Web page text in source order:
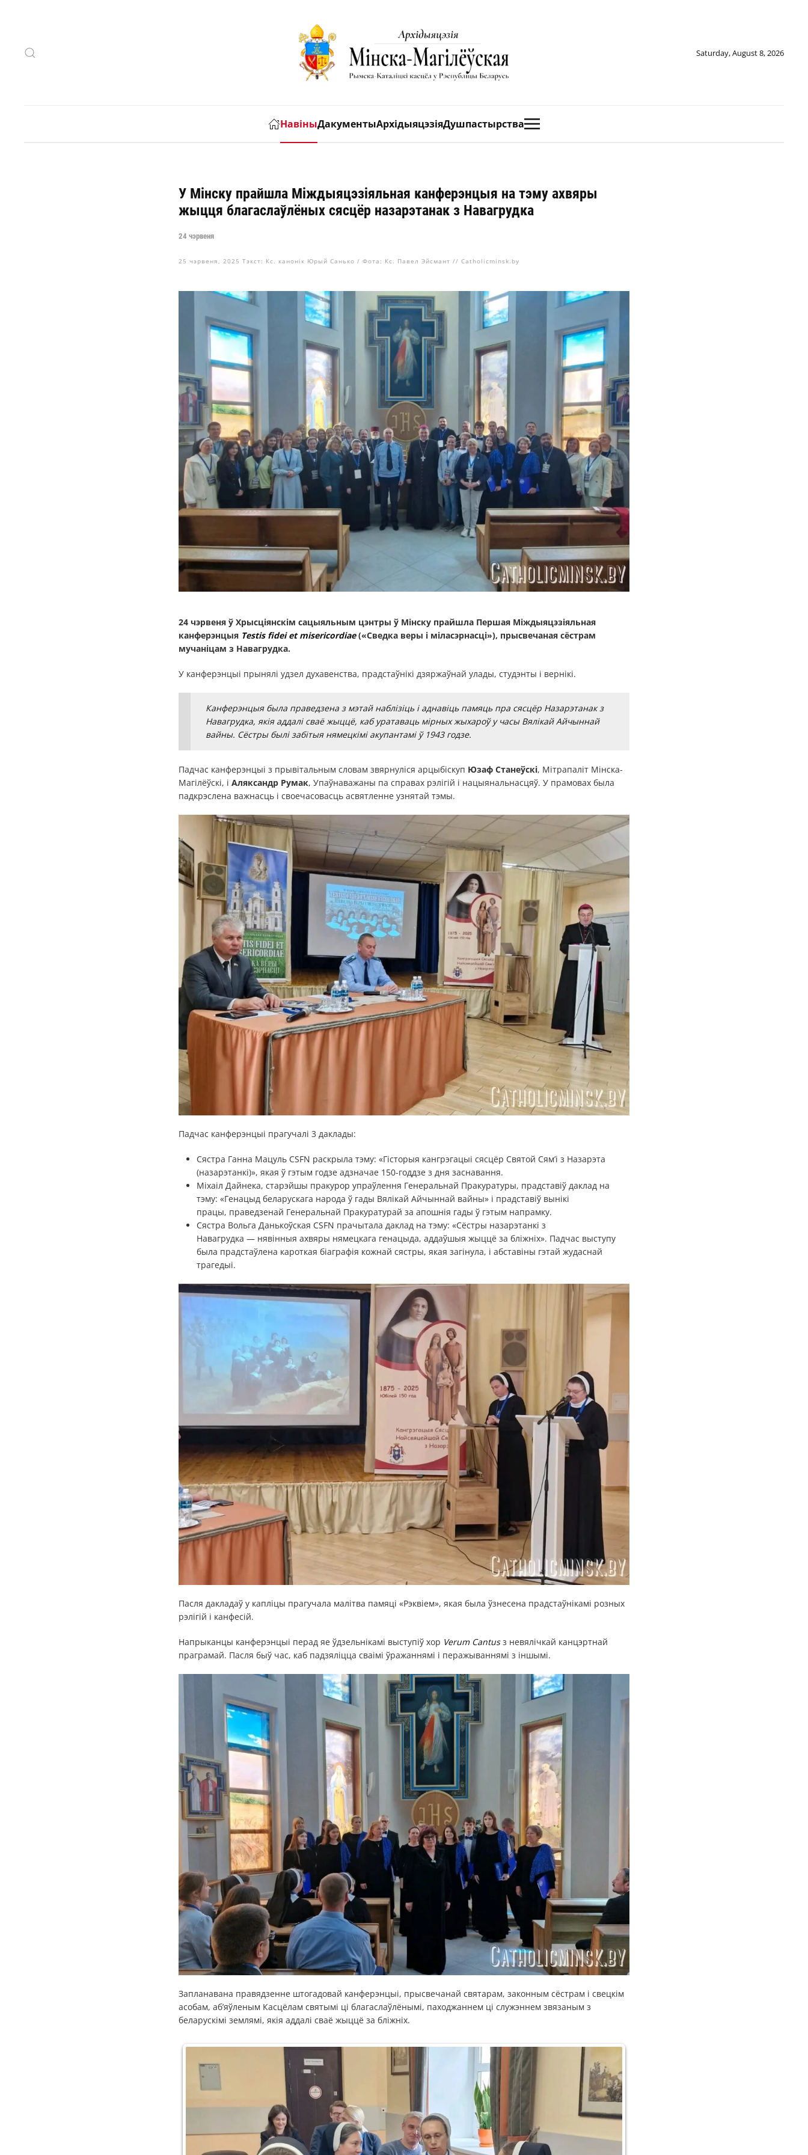
Saturday, August 8, 2026
НавіныДакументыАрхідыяцэзіяДушпастырства
У Мінску прайшла Міждыяцэзіяльная канферэнцыя на тэму ахвяры
жыцця благаслаўлёных сясцёр назарэтанак з Навагрудка
24 чэрвеня
25 чэрвеня, 2025 Тэкст: Кс. канонік Юрый Санько / Фота: Кс. Павел Эйсмант // Catholicminsk.by
24 чэрвеня ў Хрысціянскім сацыяльным цэнтры ў Мінску прайшла Першая Міждыяцэзіяльная
канферэнцыя Testis fidei et misericordiae(«Сведка веры і міласэрнасці»), прысвечаная сёстрам
мучаніцам з Навагрудка.
У канферэнцыі прынялі удзел духавенства, прадстаўнікі дзяржаўнай улады, студэнты і вернікі.
Канферэнцыя была праведзена з мэтай наблізіць і аднавіць памяць пра сясцёр Назарэтанак з
Навагрудка, якія аддалі сваё жыццё, каб уратаваць мірных жыхароў у часы Вялікай Айчыннай
вайны. Сёстры былі забітыя нямецкімі акупантамі ў 1943 годзе.
Падчас канферэнцыі з прывітальным словам звярнуліся арцыбіскуп Юзаф Станеўскі, Мітрапаліт Мінска-
Магілёўскі, і Аляксандр Румак, Упаўнаважаны па справах рэлігій і нацыянальнасцяў. У прамовах была
падкрэслена важнасць і своечасовасць асвятленне узнятай тэмы.
Падчас канферэнцыі прагучалі 3 даклады:
Сястра Ганна Мацуль CSFN раскрыла тэму: «Гісторыя кангрэгацыі сясцёр Святой Сям’і з Назарэта
(назарэтанкі)», якая ў гэтым годзе адзначае 150-годдзе з дня заснавання.
Міхаіл Дайнека, старэйшы пракурор упраўлення Генеральнай Пракуратуры, прадставіў даклад на
тэму: «Генацыд беларускага народа ў гады Вялікай Айчыннай вайны» і прадставіў вынікі
працы, праведзенай Генеральнай Пракуратурай за апошнія гады ў гэтым напрамку.
Сястра Вольга Данькоўская CSFN прачытала даклад на тэму: «Сёстры назарэтанкі з
Навагрудка — нявінныя ахвяры нямецкага генацыда, аддаўшыя жыццё за бліжніх». Падчас выступу
была прадстаўлена кароткая біаграфія кожнай сястры, якая загінула, і абставіны гэтай жудаснай
трагедыі.
Пасля дакладаў у капліцы прагучала малітва памяці «Рэквіем», якая была ўзнесена прадстаўнікамі розных
рэлігій і канфесій.
Напрыканцы канферэнцыі перад яе ўдзельнікамі выступіў хор Verum Cantusз невялічкай канцэртнай
праграмай. Пасля быў час, каб падзяліцца сваімі ўражаннямі і перажываннямі з іншымі.
Запланавана правядзенне штогадовай канферэнцыі, прысвечанай святарам, законным сёстрам і свецкім
асобам, аб’яўленым Касцёлам святымі ці благаслаўлёнымі, паходжаннем ці служэннем звязаным з
беларускімі землямі, якія аддалі сваё жыццё за бліжніх.